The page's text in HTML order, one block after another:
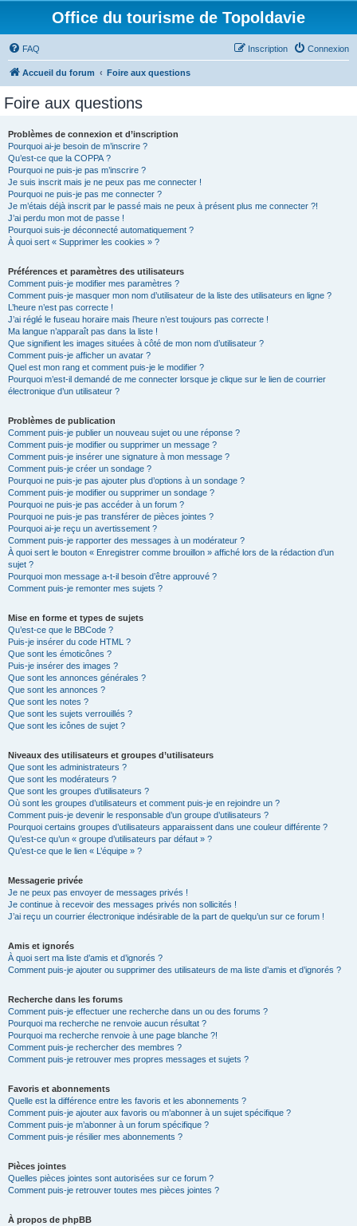
Office du tourisme de Topoldavie
FAQ Connexion
Inscription
Accueil du forum Foire aux questions
Foire aux questions
Problèmes de connexion et d’inscription
Pourquoi ai-je besoin de m’inscrire ?
Qu’est-ce que la COPPA ?
Pourquoi ne puis-je pas m’inscrire ?
Je suis inscrit mais je ne peux pas me connecter !
Pourquoi ne puis-je pas me connecter ?
Je m’étais déjà inscrit par le passé mais ne peux à présent plus me connecter ?!
J’ai perdu mon mot de passe !
Pourquoi suis-je déconnecté automatiquement ?
À quoi sert « Supprimer les cookies » ?
Préférences et paramètres des utilisateurs
Comment puis-je modifier mes paramètres ?
Comment puis-je masquer mon nom d’utilisateur de la liste des utilisateurs en ligne ?
L’heure n’est pas correcte !
J’ai réglé le fuseau horaire mais l’heure n’est toujours pas correcte !
Ma langue n’apparaît pas dans la liste !
Que signifient les images situées à côté de mon nom d’utilisateur ?
Comment puis-je afficher un avatar ?
Quel est mon rang et comment puis-je le modifier ?
Pourquoi m’est-il demandé de me connecter lorsque je clique sur le lien de courrier
électronique d’un utilisateur ?
Problèmes de publication
Comment puis-je publier un nouveau sujet ou une réponse ?
Comment puis-je modifier ou supprimer un message ?
Comment puis-je insérer une signature à mon message ?
Comment puis-je créer un sondage ?
Pourquoi ne puis-je pas ajouter plus d’options à un sondage ?
Comment puis-je modifier ou supprimer un sondage ?
Pourquoi ne puis-je pas accéder à un forum ?
Pourquoi ne puis-je pas transférer de pièces jointes ?
Pourquoi ai-je reçu un avertissement ?
Comment puis-je rapporter des messages à un modérateur ?
À quoi sert le bouton « Enregistrer comme brouillon » affiché lors de la rédaction d’un
sujet ?
Pourquoi mon message a-t-il besoin d’être approuvé ?
Comment puis-je remonter mes sujets ?
Mise en forme et types de sujets
Qu’est-ce que le BBCode ?
Puis-je insérer du code HTML ?
Que sont les émoticônes ?
Puis-je insérer des images ?
Que sont les annonces générales ?
Que sont les annonces ?
Que sont les notes ?
Que sont les sujets verrouillés ?
Que sont les icônes de sujet ?
Niveaux des utilisateurs et groupes d’utilisateurs
Que sont les administrateurs ?
Que sont les modérateurs ?
Que sont les groupes d’utilisateurs ?
Où sont les groupes d’utilisateurs et comment puis-je en rejoindre un ?
Comment puis-je devenir le responsable d’un groupe d’utilisateurs ?
Pourquoi certains groupes d’utilisateurs apparaissent dans une couleur différente ?
Qu’est-ce qu’un « groupe d’utilisateurs par défaut » ?
Qu’est-ce que le lien « L’équipe » ?
Messagerie privée
Je ne peux pas envoyer de messages privés !
Je continue à recevoir des messages privés non sollicités !
J’ai reçu un courrier électronique indésirable de la part de quelqu’un sur ce forum !
Amis et ignorés
À quoi sert ma liste d’amis et d’ignorés ?
Comment puis-je ajouter ou supprimer des utilisateurs de ma liste d’amis et d’ignorés ?
Recherche dans les forums
Comment puis-je effectuer une recherche dans un ou des forums ?
Pourquoi ma recherche ne renvoie aucun résultat ?
Pourquoi ma recherche renvoie à une page blanche ?!
Comment puis-je rechercher des membres ?
Comment puis-je retrouver mes propres messages et sujets ?
Favoris et abonnements
Quelle est la différence entre les favoris et les abonnements ?
Comment puis-je ajouter aux favoris ou m’abonner à un sujet spécifique ?
Comment puis-je m’abonner à un forum spécifique ?
Comment puis-je résilier mes abonnements ?
Pièces jointes
Quelles pièces jointes sont autorisées sur ce forum ?
Comment puis-je retrouver toutes mes pièces jointes ?
À propos de phpBB